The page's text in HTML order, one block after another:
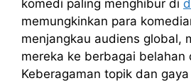
komedi paling menghibur di
memungkinkan para
menjangkau audiens global,
mereka ke berbagai belahan
Keberagaman topik dan